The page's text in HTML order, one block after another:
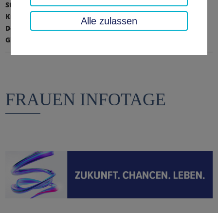
Startseite
Landratsamt, Landkreis
Kreisverwaltung
Dezernat I - Zentrale Steuerung und Schulen
Gleichstellungsbeauftragte
FRAUEN INFOTAGE
Alle zulassen